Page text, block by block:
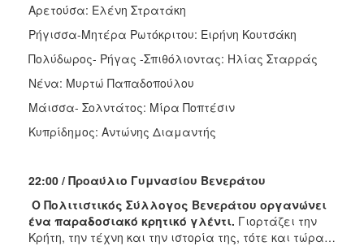
Αρετούσα: Ελένη Στρατάκη
Ρήγισσα-Μητέρα Ρωτόκριτου: Ειρήνη Κουτσάκη
Πολύδωρος- Ρήγας -Σπιθόλιοντας: Ηλίας Σταρράς
Νένα: Μυρτώ Παπαδοπούλου
Μάισσα- Σολντάτος: Μίρα Ποπτέσιν
Κυπρίδημος: Αντώνης Διαμαντής
22:00 / Προαύλιο Γυμνασίου Βενεράτου
Ο Πολιτιστικός Σύλλογος Βενεράτου οργανώνει
ένα παραδοσιακό κρητικό γλέντι. Γιορτάζει την
Κρήτη, την τέχνη και την ιστορία της, τότε και τώρα…